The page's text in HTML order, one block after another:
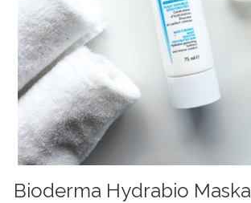
Bioderma Hydrabio Maska